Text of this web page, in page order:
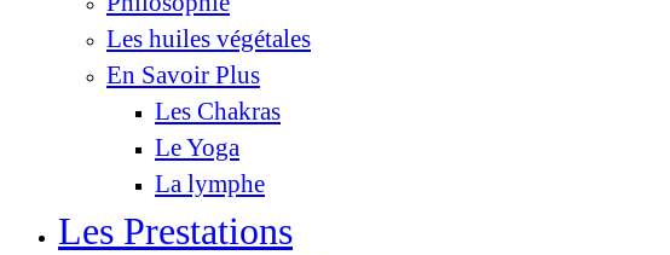
Les huiles végétales
En Savoir Plus
Les Chakras
Le Yoga
La lymphe
Les Prestations